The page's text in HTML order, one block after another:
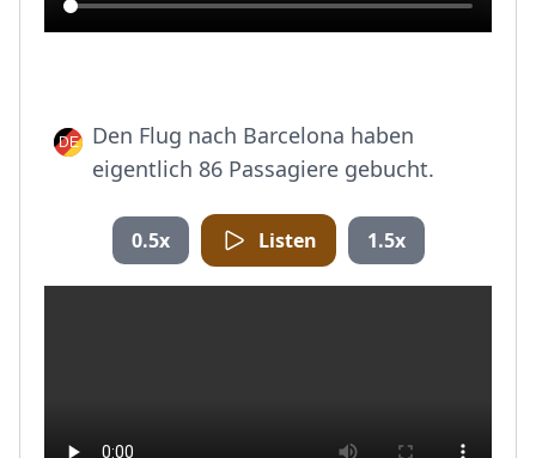
Den Flug nach Barcelona haben
eigentlich 86 Passagiere gebucht.
0.5x Listen 1.5x